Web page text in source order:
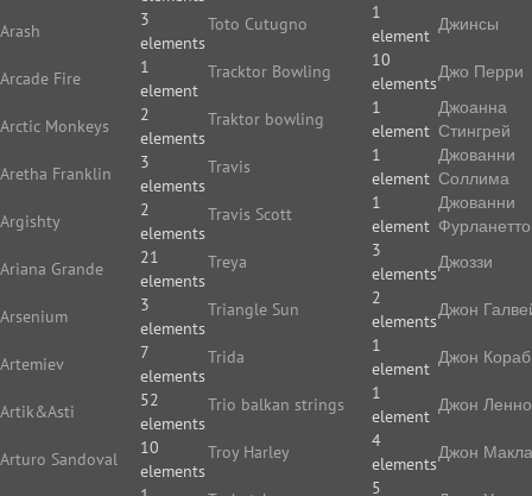
Arash
3
elements
Arcade Fire
1
element
Arctic Monkeys
2
elements
Aretha Franklin
3
elements
Argishty
2
elements
Ariana Grande
21
elements
Arsenium
3
elements
Artemiev
7
elements
Artik&Asti
52
elements
Arturo Sandoval
10
elements
Toto Cutugno
1
element
Tracktor Bowling
10
elements
Traktor bowling
1
element
Travis
1
element
Travis Scott
1
element
Treya
3
elements
Triangle Sun
2
elements
Trida
1
element
Trio balkan strings
1
element
Troy Harley
4
elements
5
Джинсы
Джо Перри
Джоанна
Стингрей
Джованни
Соллима
Джованни
Фурланетто
Джоззи
Джон
Джон
Джон
Джон